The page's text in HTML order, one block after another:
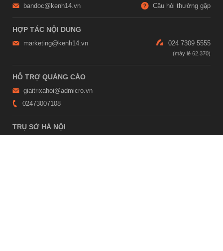
bandoc@kenh14.vn Câu hỏi thường gặp
HỢP TÁC NỘI DUNG
marketing@kenh14.vn 024 7309 5555
HỖ TRỢ QUẢNG CÁO
giaitrixahoi@admicro.vn
02473007108
TRỤ SỞ HÀ NỘI